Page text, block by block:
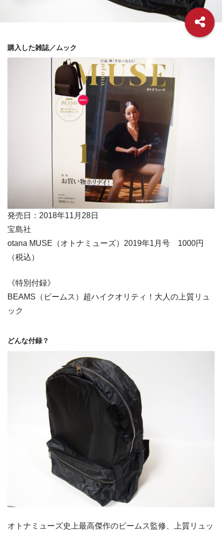
購入した雑誌／ムック
発売日：2018年11月28日
宝島社
otana MUSE（オトナミューズ）2019年1月号 1000円
（税込）
《特別付録》
BEAMS（ビームス）超ハイクオリティ！大人の上質リュ
ック
どんな付録？
オトナミューズ史上最高傑作のビームス監修、上質リュッ